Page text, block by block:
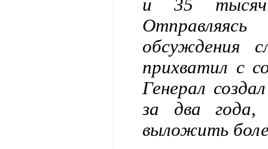
и 35 тысяч
обсуждения
прихватил с
Генерал
за два
выложить